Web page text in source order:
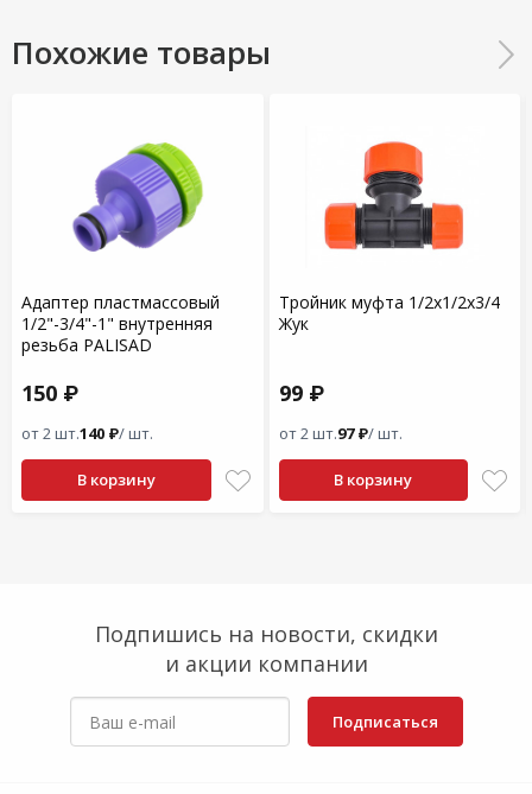
Похожие товары
Адаптер пластмассовый
1/2"-3/4"-1" внутренняя
резьба PALISAD
150 ₽
от 2 шт.140 ₽/ шт.
В корзину
Тройник муфта 1/2х1/2х3/4
Жук
99 ₽
от 2 шт.97 ₽/ шт.
В корзину
Подпишись на новости, скидки
и акции компании
Подписаться